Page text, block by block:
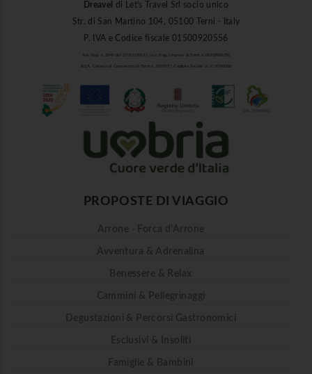
Dreavel
di Let's Travel Srl socio unico
Str. di San Martino 104, 05100 Terni - Italy
P. IVA e Codice fiscale 01500920556
Aut. Reg. n. 1849 del 27/03/2013 | Iscr. Reg. Imprese di Terni n. 01500920556
R.E.A. Camera di Commercio di Terni n. 101937 | Capitale Sociale i.v. € 10.000,00
PROPOSTE DI VIAGGIO
Arrone - Forca d'Arrone
Avventura & Adrenalina
Benessere & Relax
Cammini & Pellegrinaggi
Degustazioni & Percorsi Gastronomici
Esclusivi & Insoliti
Famiglie & Bambini